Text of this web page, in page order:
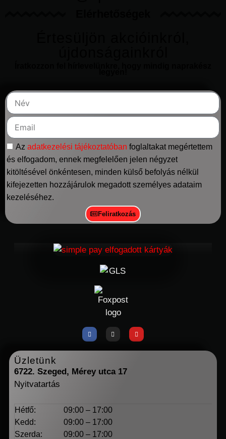
Üzletünk
6722. Szeged, Mérey utca 17
Nyitvatartás
Hétfő:
09:00 – 17:00
Kedd:
09:00 – 17:00
Szerda:
09:00 – 17:00
Az adatkezelési tájékoztatóban foglaltakat megértettem
és elfogadom, ennek megfelelően jelen négyzet
kitöltésével önkéntesen, minden külső befolyás nélkül
kifejezetten hozzájárulok megadott személyes adataim
kezeléséhez.
Feliratkozás